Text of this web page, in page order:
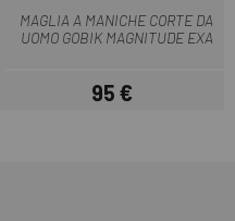
MAGLIA A MANICHE CORTE DA
UOMO GOBIK MAGNITUDE EXA
Prezzo
95 €